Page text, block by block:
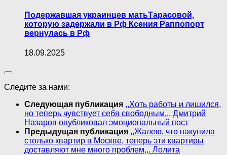
Подержавшая украинцев матьТарасовой,
которую задержали в Рф Ксения Раппопорт
вернулась в Рф
18.09.2025
Следите за нами:
Следующая публикация ,,Хоть работы и лишился,
но теперь чувствует себя свободным.,, Дмитрий
Назаров опубликовал эмоциональный пост
Предыдущая публикация ,,Жалею, что накупила
столько квартир в Москве, теперь эти квартиры
доставляют мне много проблем,,. Лолита